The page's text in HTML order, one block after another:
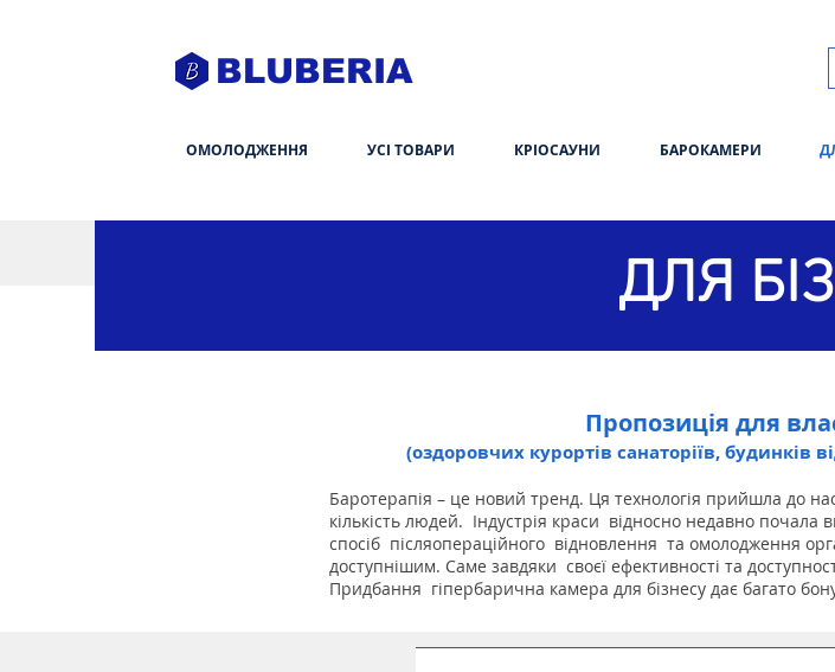
BLUBERIA
ОМОЛОДЖЕННЯ УСІ ТОВАРИ КРIОСАУНИ БАРОКАМЕРИ
ДЛЯ
Пропозиція для
(оздоровчих курортів санаторіїв, будинків
Баротерапія – це новий тренд. Ця технологія прийшла до нас
кількість людей. Індустрія краси відносно недавно почала
спосіб післяопераційного відновлення та омолодження
доступнішим. Саме завдяки своєї ефективності та
Придбання гіпербарична камера для бізнесу дає багато